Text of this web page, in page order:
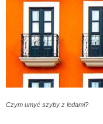
Czym umyć szyby z ledami?